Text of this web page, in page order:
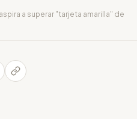
a superar "tarjeta amarilla" de
Chevron Ecuador